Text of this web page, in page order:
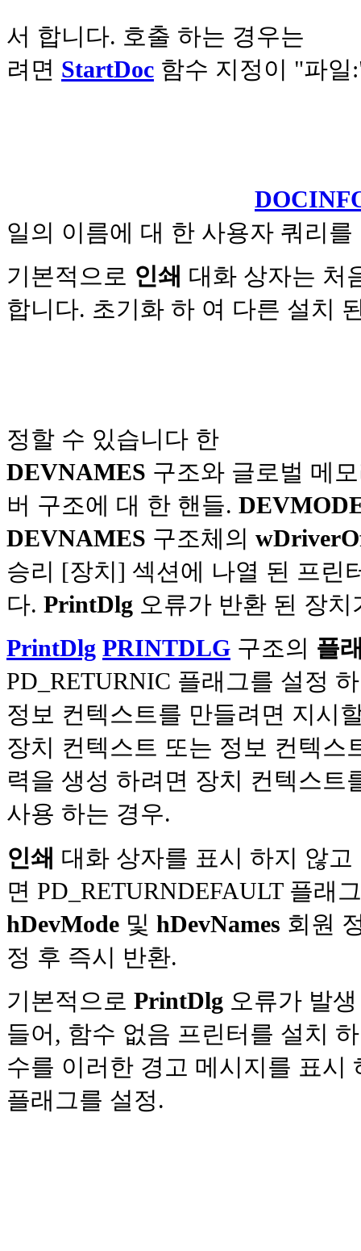
서 합니다. 호출 하는 경우는
려면 StartDoc 함수 지정이 "파
일의 이름에 대 한 사용자 쿼리
기본적으로 인쇄 대화 상자는 처
합니다. 초기화 하 여 다른 설치
정할 수 있습니다 한
DEVNAMES 구조와 글로벌 메
버 구조에 대 한 핸들.
DEVNAMES 구조체의
승리 [장치] 섹션에 나열 된 프린
다. PrintDlg 오류가 반환 된 장
PrintDlg PRINTDLG 구조의 플
PD_RETURNIC 플래그를 설정
정보 컨텍스트를 만들려면 지시
장치 컨텍스트 또는 정보 컨텍스
력을 생성 하려면 장치 컨텍스트
사용 하는 경우.
인쇄 대화 상자를 표시 하지 않
면 PD_RETURNDEFAULT 플래
hDevMode 및 hDevNames 회원
정 후 즉시 반환.
기본적으로 PrintDlg 오류가 발
들어, 함수 없음 프린터를 설치
수를 이러한 경고 메시지를 표시
플래그를 설정.